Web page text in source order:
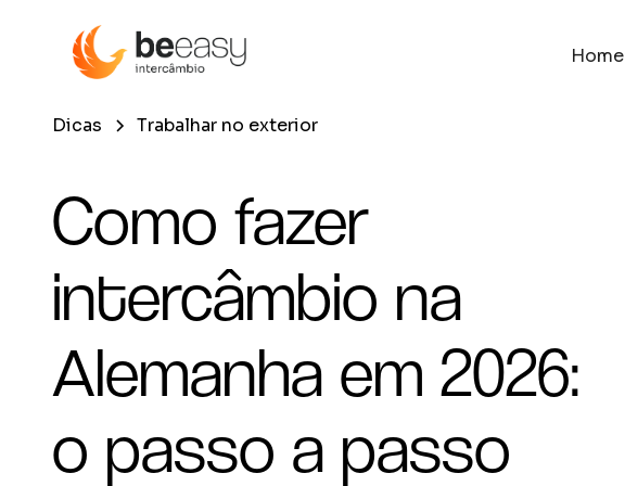
Home
Dicas Trabalhar no exterior
Como fazer
intercâmbio na
Alemanha em 2026:
o passo a passo